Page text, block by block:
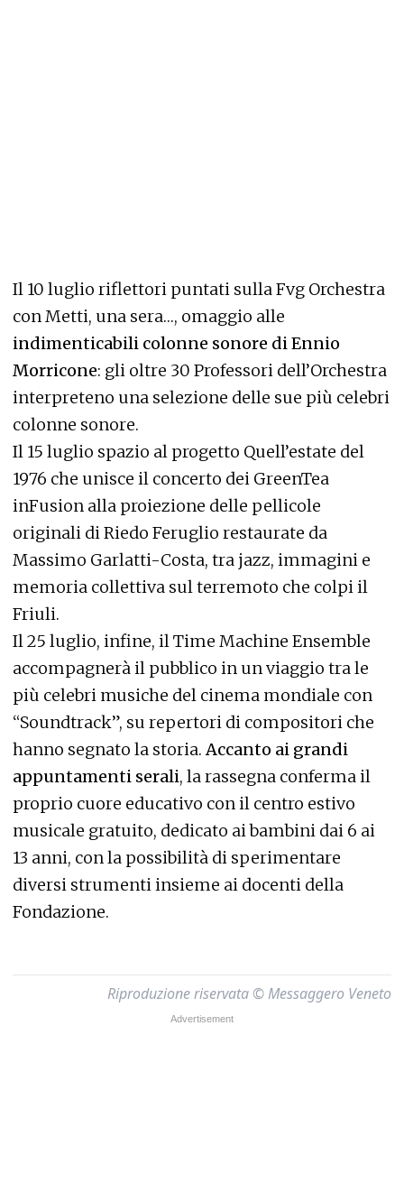
Il 10 luglio riflettori puntati sulla Fvg Orchestra
con Metti, una sera…, omaggio alle
indimenticabili colonne sonore di Ennio
Morricone: gli oltre 30 Professori dell’Orchestra
interpreteno una selezione delle sue più celebri
colonne sonore.
Il 15 luglio spazio al progetto Quell’estate del
1976 che unisce il concerto dei GreenTea
inFusion alla proiezione delle pellicole
originali di Riedo Feruglio restaurate da
Massimo Garlatti-Costa, tra jazz, immagini e
memoria collettiva sul terremoto che colpi il
Friuli.
Il 25 luglio, infine, il Time Machine Ensemble
accompagnerà il pubblico in un viaggio tra le
più celebri musiche del cinema mondiale con
“Soundtrack”, su repertori di compositori che
hanno segnato la storia.Accanto ai grandi
appuntamenti serali, la rassegna conferma il
proprio cuore educativo con il centro estivo
musicale gratuito, dedicato ai bambini dai 6 ai
13 anni, con la possibilità di sperimentare
diversi strumenti insieme ai docenti della
Fondazione.
Riproduzione riservata © Messaggero Veneto